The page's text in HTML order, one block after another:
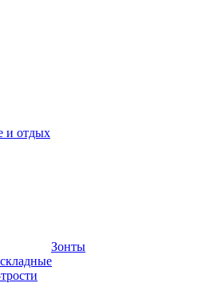
и отдых
Зонты